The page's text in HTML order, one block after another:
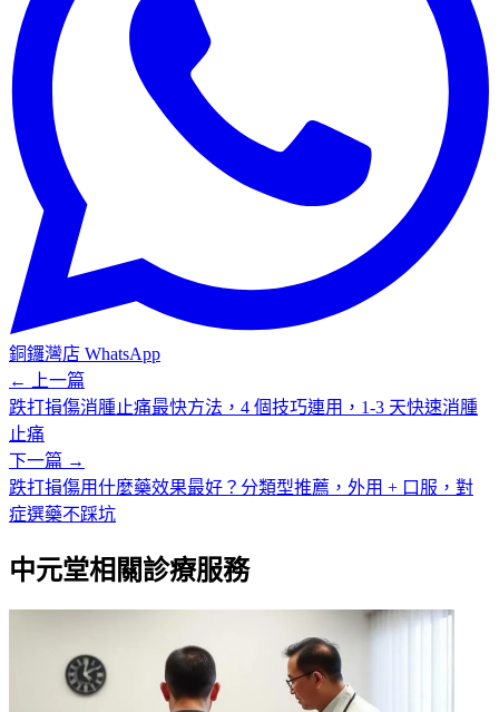
銅鑼灣店 WhatsApp
← 上一篇
跌打損傷消腫止痛最快方法，4 個技巧連用，1-3 天快速消腫
止痛
下一篇 →
跌打損傷用什麼藥效果最好？分類型推薦，外用 + 口服，對
症選藥不踩坑
中元堂相關診療服務